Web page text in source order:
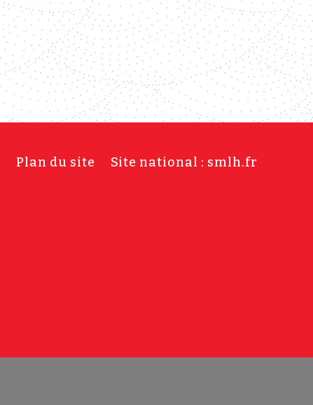
Plan du site Site national : smlh.fr